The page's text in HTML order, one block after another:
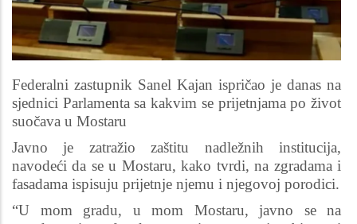
Federalni zastupnik Sanel Kajan ispričao je danas na
sjednici Parlamenta sa kakvim se prijetnjama po život
suočava u Mostaru
Javno je zatražio zaštitu nadležnih institucija,
navodeći da se u Mostaru, kako tvrdi, na zgradama i
fasadama ispisuju prijetnje njemu i njegovoj porodici.
“U mom gradu, u mom Mostaru, javno se na